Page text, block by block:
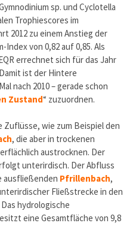
sp. und Cyclotella
Trophiescores im
2012 zu einem Anstieg der
von 0,82 auf 0,85. Als
errechnet sich für das Jahr
ist der Hintere
nach 2010 – gerade schon
Zustand“ zuzuordnen.
Zuflüsse, wie zum Beispiel den
, die aber in trockenen
austrocknen. Der
unterirdisch. Der Abfluss
ausfließenden Pfrillenbach,
Fließstrecke in den
hydrologische
eine Gesamtfläche von 9,8